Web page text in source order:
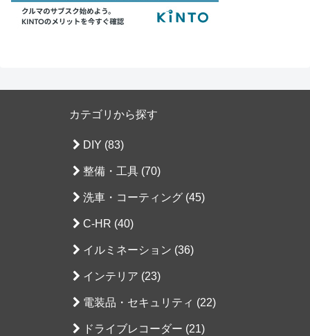
カテゴリから探す
DIY (83)
整備・工具 (70)
洗車・コーティング (45)
C-HR (40)
イルミネーション (36)
インテリア (23)
電装品・セキュリティ (22)
ドライブレコーダー (21)